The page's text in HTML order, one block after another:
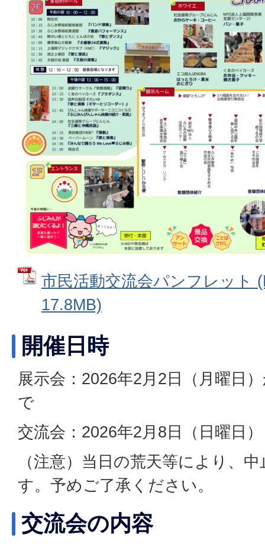
市民活動交流会パンフレット
17.8MB)
開催日時
展示会：2026年2月2日（月曜日
で
交流会：2026年2月8日（日曜日）
（注意）当日の荒天等により、
す。予めご了承ください。
交流会の内容